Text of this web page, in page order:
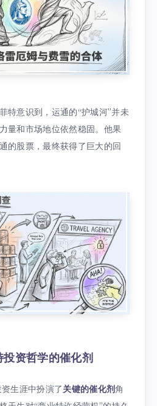
特意识到，运通的“护城河”并未
量和市场地位依然稳固。他果
的股票，最终获得了巨大的回
投资哲学的催化剂
生涯中扮演了关键的催化剂角